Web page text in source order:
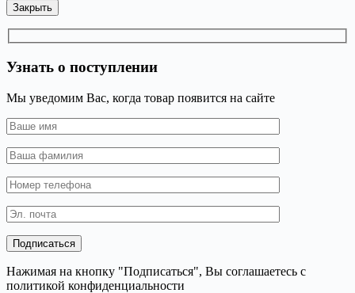
Закрыть
Узнать о поступлении
Мы уведомим Вас, когда товар появится на сайте
Нажимая на кнопку "Подписаться", Вы соглашаетесь с
политикой конфиденциальности